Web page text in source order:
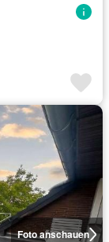
Foto anschauen